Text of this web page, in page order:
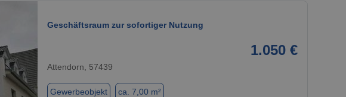
Geschäftsraum zur sofortiger Nutzung
1.050 €
Attendorn, 57439
Gewerbeobjekt ca. 7,00 m²